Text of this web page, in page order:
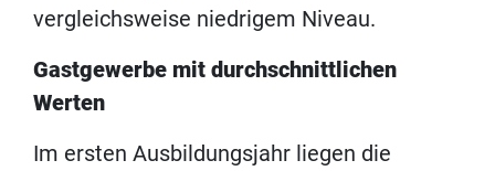
vergleichsweise niedrigem Niveau.
Gastgewerbe mit durchschnittlichen
Werten
Im ersten Ausbildungsjahr liegen die